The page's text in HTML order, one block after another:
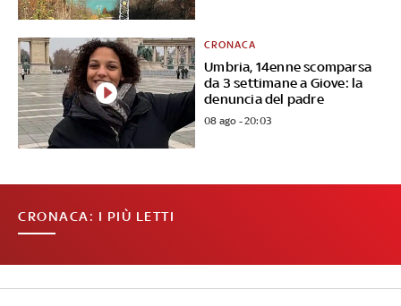
Umbria, 14enne scomparsa
da 3 settimane a Giove: la
denuncia del padre
CRONACA
08 ago - 20:03
CRONACA: I PIÙ LETTI